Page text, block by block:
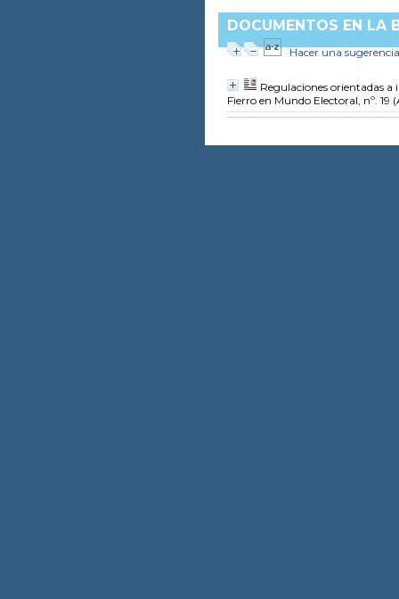
DOCUMENTOS EN LA
Hacer una sugerencia
Regulaciones orientadas a
Fierro en Mundo Electoral, nº. 19